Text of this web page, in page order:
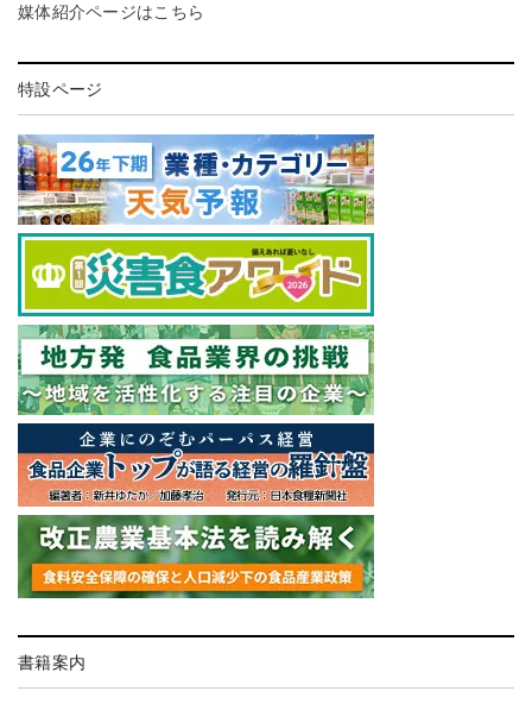
媒体紹介ページはこちら
特設ページ
書籍案内